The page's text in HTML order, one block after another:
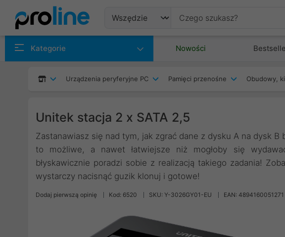
Kategorie Nowości
Urządzenia peryferyjne PC Pamięci przenośne Obudowy,
Unitek stacja 2 x SATA 2,5
Zastanawiasz się nad tym, jak zgrać dane z dysku A na dysk B
to możliwe, a nawet łatwiejsze niż mogłoby się
błyskawicznie poradzi sobie z realizacją takiego zadania!
wystarczy nacisnąć guzik klonuj i gotowe!
Dodaj pierwszą opinię Kod: 6520 SKU: Y-3026GY01-EU EAN: 4894160051271